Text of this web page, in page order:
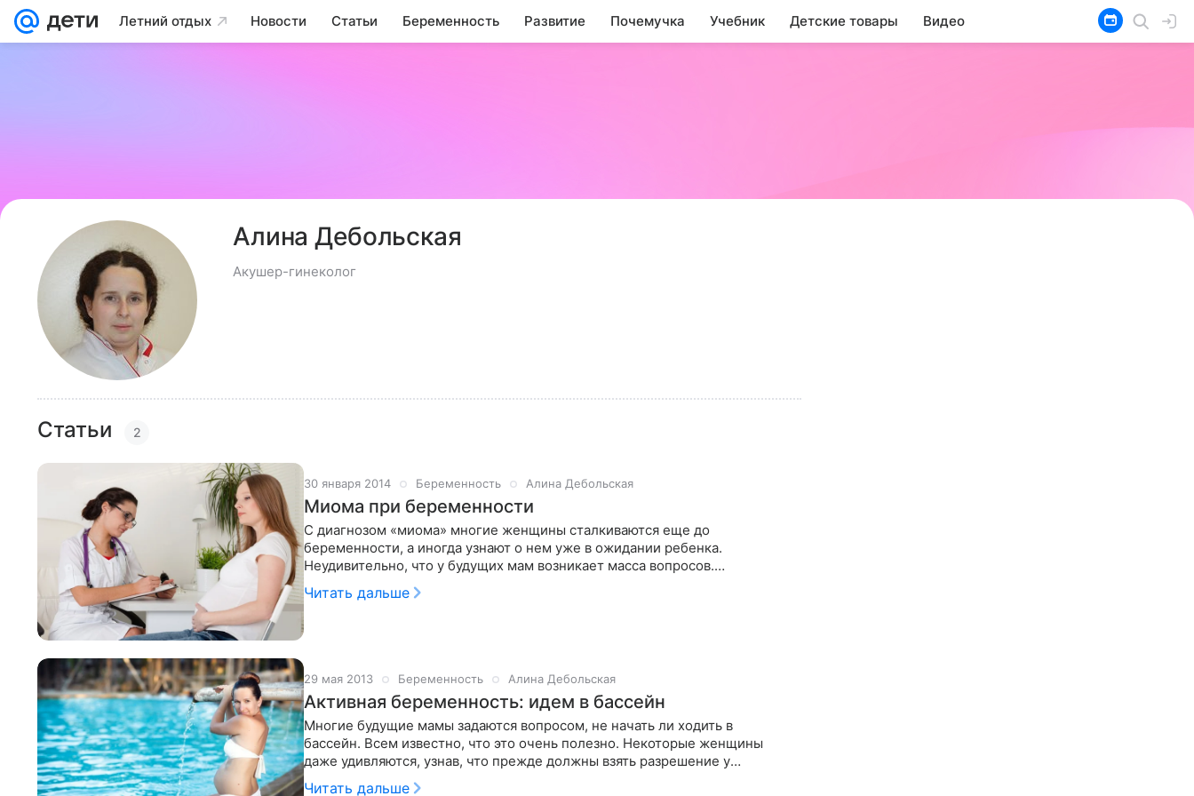
Летний отдых Новости Статьи Беременность Развитие Почемучка Учебник Детские товары Видео
Алина Дебольская
Акушер-гинеколог
Статьи 2
30 января 2014 Беременность Алина Дебольская
Миома при беременности
С диагнозом «миома» многие женщины сталкиваются еще до
беременности, а иногда узнают о нем уже в ожидании ребенка.
Неудивительно, что у будущих мам возникает масса вопросов.
Совместима ли миома с беременностью?
Читать дальше
29 мая 2013 Беременность Алина Дебольская
Активная беременность: идем в бассейн
Многие будущие мамы задаются вопросом, не начать ли ходить в
бассейн. Всем известно, что это очень полезно. Некоторые женщины
даже удивляются, узнав, что прежде должны взять разрешение у
лечащего врача. На самом
Читать дальше